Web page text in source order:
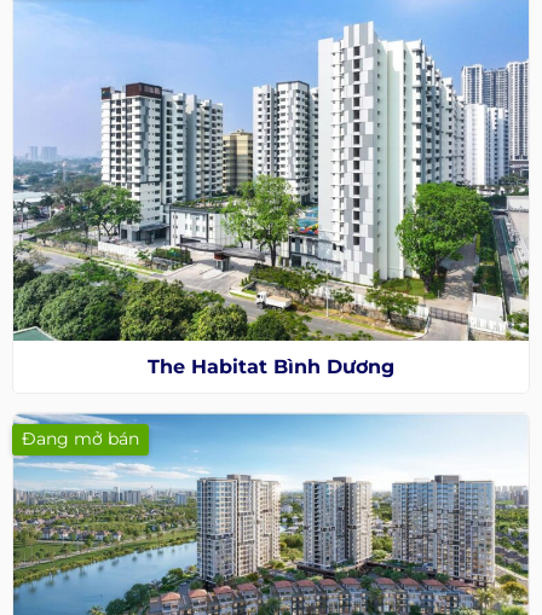
The Habitat Bình Dương
Đang mở bán